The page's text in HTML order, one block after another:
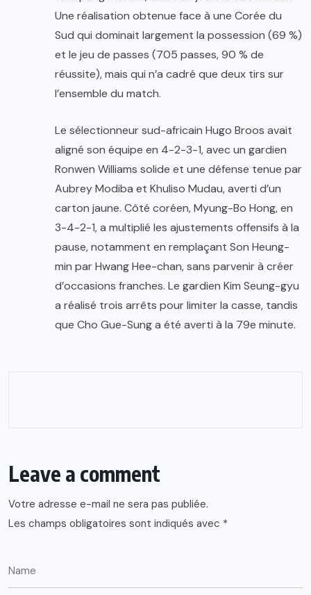
Une réalisation obtenue face à une Corée du
Sud qui dominait largement la possession (69 %)
et le jeu de passes (705 passes, 90 % de
réussite), mais qui n’a cadré que deux tirs sur
l’ensemble du match.
Le sélectionneur sud-africain Hugo Broos avait
aligné son équipe en 4-2-3-1, avec un gardien
Ronwen Williams solide et une défense tenue par
Aubrey Modiba et Khuliso Mudau, averti d’un
carton jaune. Côté coréen, Myung-Bo Hong, en
3-4-2-1, a multiplié les ajustements offensifs à la
pause, notamment en remplaçant Son Heung-
min par Hwang Hee-chan, sans parvenir à créer
d’occasions franches. Le gardien Kim Seung-gyu
a réalisé trois arrêts pour limiter la casse, tandis
que Cho Gue-Sung a été averti à la 79e minute.
Leave a comment
Votre adresse e-mail ne sera pas publiée.
Les champs obligatoires sont indiqués avec *